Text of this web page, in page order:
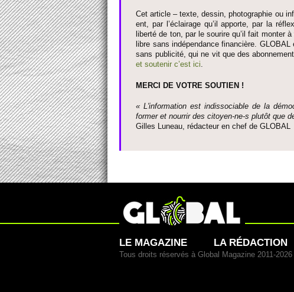
Cet article – texte, dessin, photographie ou
ent, par l’éclairage qu’il appo­rte, par la
liberté de ton, par le so­urire qu’il fait monter
libre sans indépendance financière.
sans publi­cité, qui ne vit que des
et so­utenir c’est ici
MERCI DE VOTRE SO­UTIEN !
« L'information est indisso­ci­able de la
former et nourrir des ci­to­yen-ne-s plutôt que
Gi­lles Luneau, rédacteur en chef de GLOBAL
LE MAGAZINE LA RÉDACTION
Tous droits réservés à Global Magazine 2011-2026